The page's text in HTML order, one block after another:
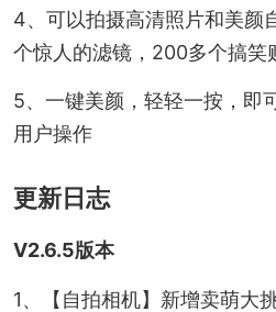
4、可以拍摄高清照片和美颜
个惊人的滤镜，200多个搞笑
5、一键美颜，轻轻一按，即
用户操作
更新日志
V2.6.5版本
1、【自拍相机】新增卖萌大